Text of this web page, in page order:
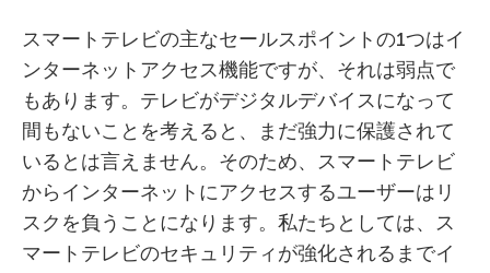
スマートテレビの主なセールスポイントの1つはイ
ンターネットアクセス機能ですが、それは弱点で
もあります。テレビがデジタルデバイスになって
間もないことを考えると、まだ強力に保護されて
いるとは言えません。そのため、スマートテレビ
からインターネットにアクセスするユーザーはリ
スクを負うことになります。私たちとしては、ス
マートテレビのセキュリティが強化されるまでイ